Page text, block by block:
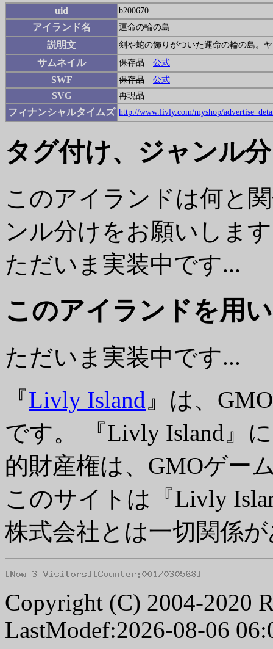
uid b200670
アイランド名 運命の輪の島
説明文 剣や蛇の飾りがついた運命の輪の島。
サムネイル 保存品 公式
SWF 保存品 公式
SVG 再現品
フィナンシャルタイムズ http://www.livly.com/myshop/
タグ付け、ジャンル
このアイランドは何と
ンル分けをお願いしま
ただいま実装中です...
このアイランドを用
ただいま実装中です...
『Livly Island 』は、
です。 『Livly Island』
的財産権は、GMOゲー
このサイトは『Livly
株式会社とは一切関係
Copyright (C) 2004-2020
LastModef:2026-08-06